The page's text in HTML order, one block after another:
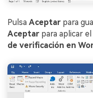
Pulsa Aceptar para
Aceptar para aplicar
de verificación en